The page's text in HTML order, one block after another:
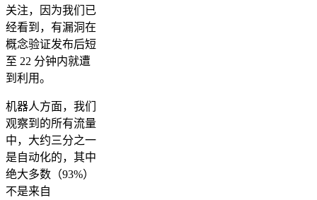
关注，因为我们已
经看到，有漏洞在
概念验证发布后短
至 22 分钟内就遭
到利用。
机器人方面，我们
观察到的所有流量
中，大约三分之一
是自动化的，其中
绝大多数（93%）
不是来自